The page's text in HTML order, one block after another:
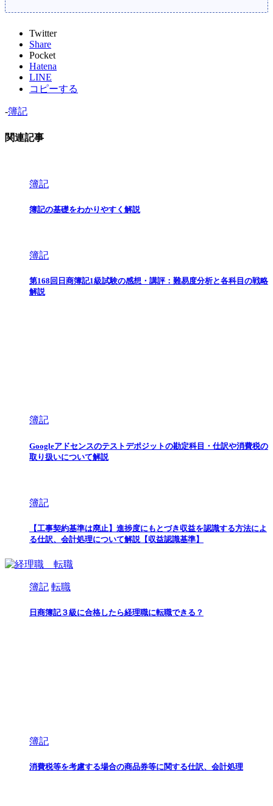
Twitter
Share
Pocket
Hatena
LINE
コピーする
-簿記
関連記事
簿記
簿記の基礎をわかりやすく解説
簿記
第168回日商簿記1級試験の感想・講評：難易度分析と各科目の戦略
解説
簿記
Googleアドセンスのテストデポジットの勘定科目・仕訳や消費税の
取り扱いについて解説
簿記
【工事契約基準は廃止】進捗度にもとづき収益を認識する方法によ
る仕訳、会計処理について解説【収益認識基準】
簿記 転職
日商簿記３級に合格したら経理職に転職できる？
簿記
消費税等を考慮する場合の商品券等に関する仕訳、会計処理